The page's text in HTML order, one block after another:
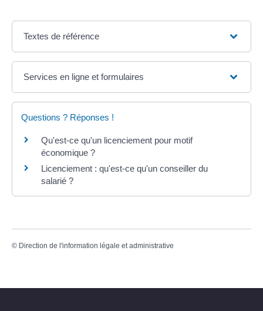
Textes de référence
Services en ligne et formulaires
Questions ? Réponses !
Qu'est-ce qu'un licenciement pour motif
économique ?
Licenciement : qu'est-ce qu'un conseiller du
salarié ?
© Direction de l'information légale et administrative